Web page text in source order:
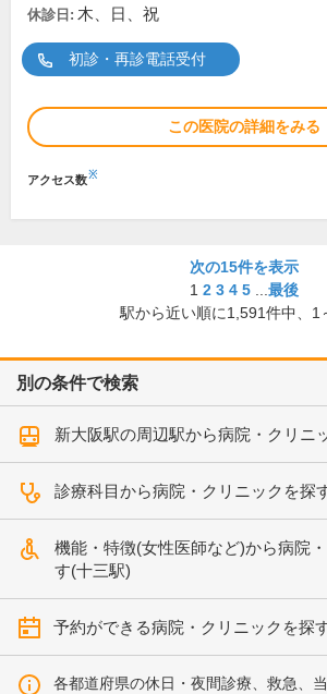
休診日: 木、日、祝
初診・再診電話受付
この医院の詳細をみる
アクセス数※
次の15件を表示
1 2 3 4 5
最後
駅から近い順に1,591件中、 1
別の条件で検索
新大阪駅の周辺駅から病院・クリニ
診療科目から病院・クリニックを探
機能・特徴(女性医師など)から病院
す(十三駅)
予約ができる病院・クリニックを探
各都道府県の休日・夜間診療、救急、